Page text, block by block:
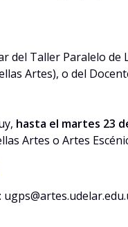
Taller Paralelo de
Artes), o del
hasta el martes 23
Artes o Artes